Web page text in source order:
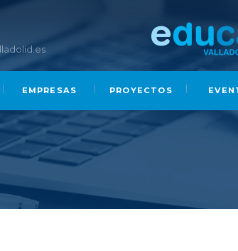
EMPRESAS PROYECTOS